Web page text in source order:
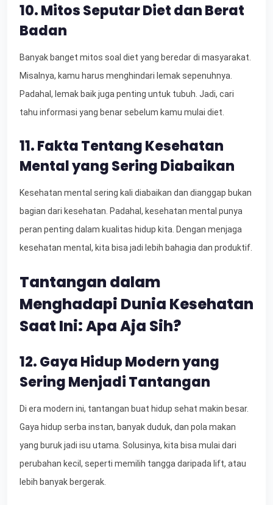
10. Mitos Seputar Diet dan Berat
Badan
Banyak banget mitos soal diet yang beredar di masyarakat.
Misalnya, kamu harus menghindari lemak sepenuhnya.
Padahal, lemak baik juga penting untuk tubuh. Jadi, cari
tahu informasi yang benar sebelum kamu mulai diet.
11. Fakta Tentang Kesehatan
Mental yang Sering Diabaikan
Kesehatan mental sering kali diabaikan dan dianggap bukan
bagian dari kesehatan. Padahal, kesehatan mental punya
peran penting dalam kualitas hidup kita. Dengan menjaga
kesehatan mental, kita bisa jadi lebih bahagia dan produktif.
Tantangan dalam
Menghadapi Dunia Kesehatan
Saat Ini: Apa Aja Sih?
12. Gaya Hidup Modern yang
Sering Menjadi Tantangan
Di era modern ini, tantangan buat hidup sehat makin besar.
Gaya hidup serba instan, banyak duduk, dan pola makan
yang buruk jadi isu utama. Solusinya, kita bisa mulai dari
perubahan kecil, seperti memilih tangga daripada lift, atau
lebih banyak bergerak.